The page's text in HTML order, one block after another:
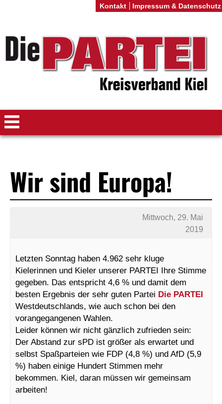
Wir sind Europa!
Mittwoch, 29. Mai
2019
Letzten Sonntag haben 4.962 sehr kluge
Kielerinnen und Kieler unserer PARTEI Ihre Stimme
gegeben. Das entspricht 4,6 % und damit dem
besten Ergebnis der sehr guten Partei Die PARTEI
Westdeutschlands, wie auch schon bei den
vorangegangenen Wahlen.
Leider können wir nicht gänzlich zufrieden sein:
Der Abstand zur sPD ist größer als erwartet und
selbst Spaßparteien wie FDP (4,8 %) und AfD (5,9
%) haben einige Hundert Stimmen mehr
bekommen. Kiel, daran müssen wir gemeinsam
arbeiten!
Kontakt Impressum & Datenschutz